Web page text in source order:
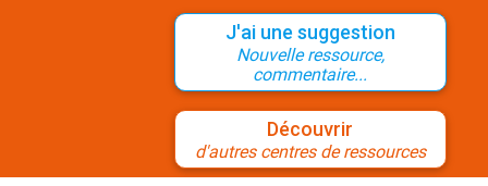
J'ai une suggestion
Nouvelle ressource,
commentaire...
Découvrir
d'autres centres de ressources